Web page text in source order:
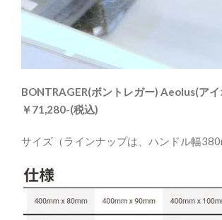
BONTRAGER(ボントレガー) Aeolus(ア
￥71,280-(税込)
サイズ（ラインナップは、ハンドル幅